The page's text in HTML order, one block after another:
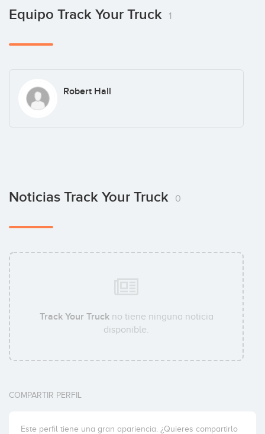
Equipo Track Your Truck 1
Robert Hall
Noticias Track Your Truck 0
Track Your Truckno tiene ninguna noticia
disponible.
COMPARTIR PERFIL
Este perfil tiene una gran apariencia. ¿Quieres compartirlo